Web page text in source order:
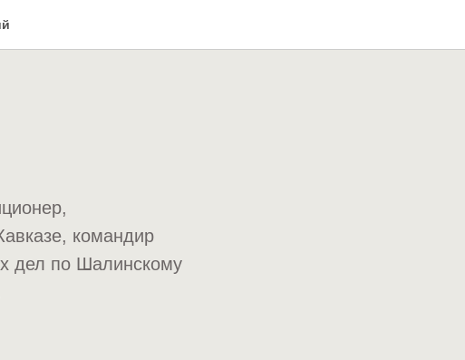
командир
дел по Шалинскому